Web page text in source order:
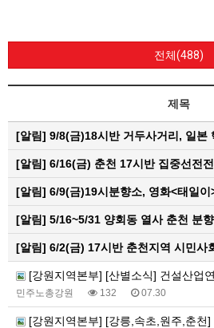
전체(488)
제목
[알림] 9/8(금)18시반 거두사거리, 일본 핵오염
[알림] 6/16(금) 춘천 17시반 집중선전
[알림] 6/9(금)19시분향소, 영화<태일이>야외상영회. 춘
[알림] 5/16~5/31 양회동 열사 춘천 분향소와 문화제에 발걸음을
[알림] 6/2(금) 17시반 춘천지역 시민사회 집중
[강원지역본부] [산별소식] 건설산업연맹
민주노총강원 132 07.30
[강원지역본부] [강릉,속초,원주,춘천